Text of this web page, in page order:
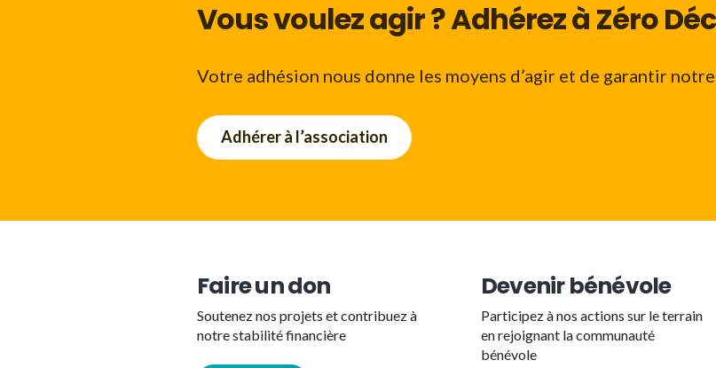
Vous voulez agir ? Adhérez à Zéro
Votre adhésion nous donne les moyens d’agir et de garantir
Adhérer à l’association
Faire un don
Soutenez nos projets et contribuez à
notre stabilité financière
Devenir bénévole
Participez à nos actions sur le terrain
en rejoignant la communauté
bénévole